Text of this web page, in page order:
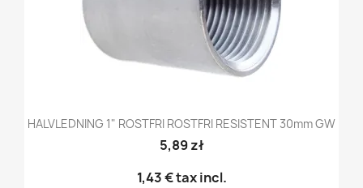
HALVLEDNING 1" ROSTFRI ROSTFRI RESISTENT 30mm GW
5,89 zł
1,43 €tax incl.